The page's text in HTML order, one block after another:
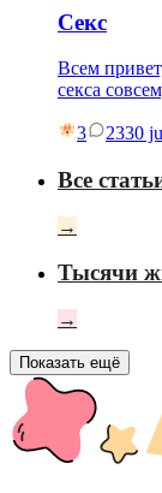
Секс
Всем
секса
3 2330
Все
→
Тысячи
→
Показать ещё